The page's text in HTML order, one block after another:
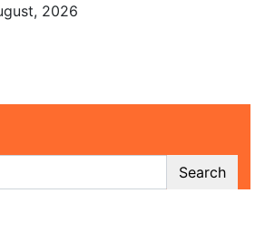
2026
Search